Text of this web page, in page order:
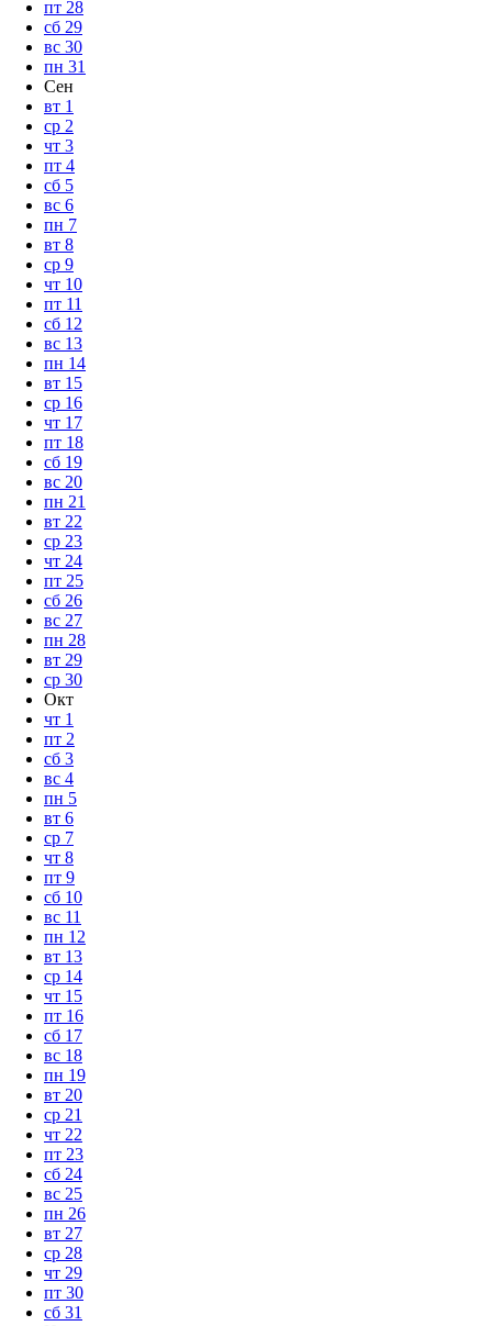
пт 28
сб 29
вс 30
пн 31
Сен
вт 1
ср 2
чт 3
пт 4
сб 5
вс 6
пн 7
вт 8
ср 9
чт 10
пт 11
сб 12
вс 13
пн 14
вт 15
ср 16
чт 17
пт 18
сб 19
вс 20
пн 21
вт 22
ср 23
чт 24
пт 25
сб 26
вс 27
пн 28
вт 29
ср 30
Окт
чт 1
пт 2
сб 3
вс 4
пн 5
вт 6
ср 7
чт 8
пт 9
сб 10
вс 11
пн 12
вт 13
ср 14
чт 15
пт 16
сб 17
вс 18
пн 19
вт 20
ср 21
чт 22
пт 23
сб 24
вс 25
пн 26
вт 27
ср 28
чт 29
пт 30
сб 31